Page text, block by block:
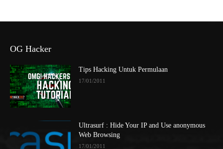
OG Hacker
Tips Hacking Untuk Permulaan
17/01/2011
Ultrasurf : Hide Your IP and Use anonymous
Web Browsing
17/01/2011